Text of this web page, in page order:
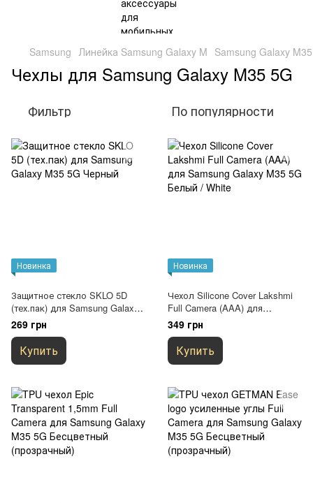
Samsung Линейка Samsung Galaxy M Samsung Galaxy
Чехлы для Samsung Galaxy M35 5G
Фильтр По популярности
Новинка
Защитное стекло SKLO 5D
(тех.пак) для Samsung Galaxy
M35 5G Черный
269 грн
Купить
Новинка
Чехол Silicone Cover Lakshmi
Full Camera (AAA) для
Samsung Galaxy M35 5G
Белый / White
349 грн
Купить